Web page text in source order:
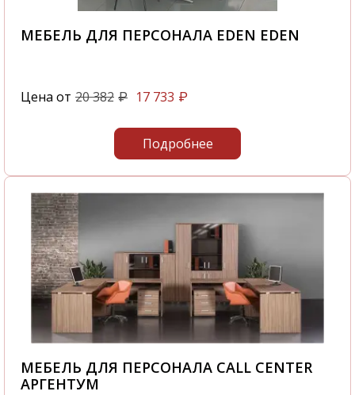
МЕБЕЛЬ ДЛЯ ПЕРСОНАЛА EDEN EDEN
Цена от 20 382 ₽ 17 733 ₽
Подробнее
МЕБЕЛЬ ДЛЯ ПЕРСОНАЛА CALL CENTER
АРГЕНТУМ